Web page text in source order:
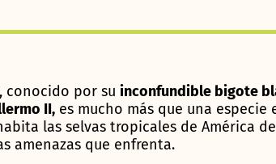
conocido por su inconfundible bigote
II, es mucho más que una especie
las selvas tropicales de América
amenazas que enfrenta.